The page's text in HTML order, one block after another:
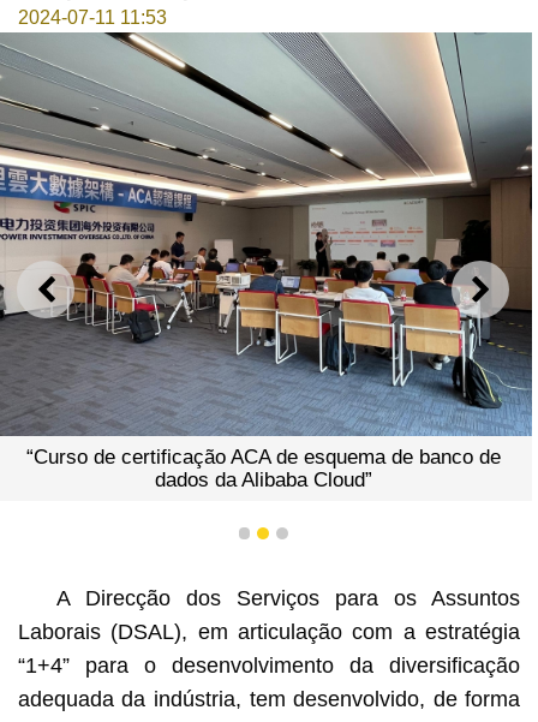
2024-07-11 11:53
ANTERIOR
“Curso de certificação ACA de esquema de banco de
dados da Alibaba Cloud”
1 2 3
A Direcção dos Serviços para os Assuntos
Laborais (DSAL), em articulação com a estratégia
“1+4” para o desenvolvimento da diversificação
adequada da indústria, tem desenvolvido, de forma